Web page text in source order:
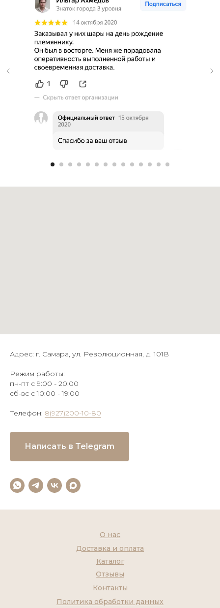
Адрес: г. Самара, ул. Революционная, д. 101В
Режим работы:
пн-пт с 9:00 - 20:00
сб-вс с 10:00 - 19:00
Телефон: 8(927)200-10-80
Написать в Telegram
Контакты
Каталог
О нас
Доставка и оплата
Отзывы
Политика обработки данных